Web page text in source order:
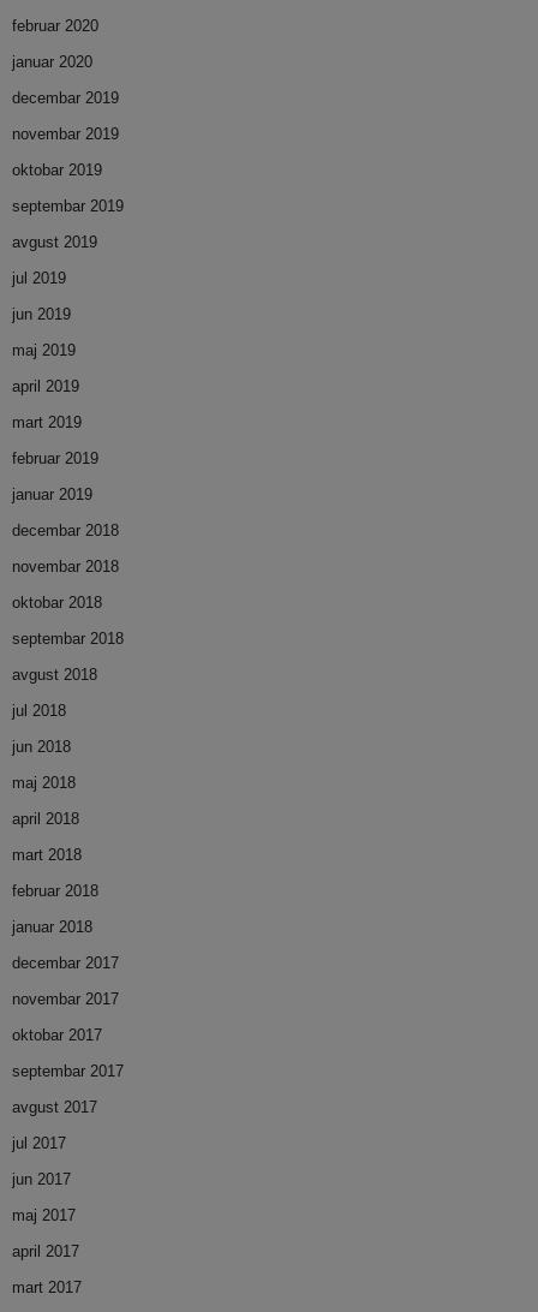
februar 2020
januar 2020
decembar 2019
novembar 2019
oktobar 2019
septembar 2019
avgust 2019
jul 2019
jun 2019
maj 2019
april 2019
mart 2019
februar 2019
januar 2019
decembar 2018
novembar 2018
oktobar 2018
septembar 2018
avgust 2018
jul 2018
jun 2018
maj 2018
april 2018
mart 2018
februar 2018
januar 2018
decembar 2017
novembar 2017
oktobar 2017
septembar 2017
avgust 2017
jul 2017
jun 2017
maj 2017
april 2017
mart 2017